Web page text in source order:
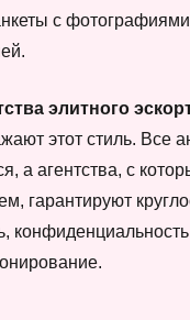
с
элитного
этот стиль. Все
а агентства, с
гарантируют